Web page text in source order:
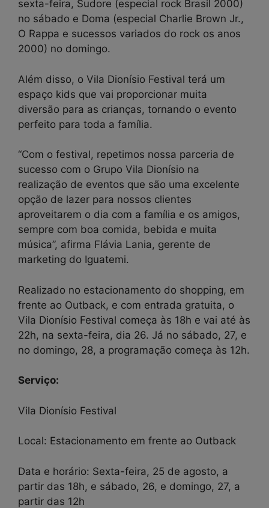
sexta-feira, Sudore (especial rock Brasil 2000)
no sábado e Doma (especial Charlie Brown Jr.,
O Rappa e sucessos variados do rock os anos
2000) no domingo.
Além disso, o Vila Dionísio Festival terá um
espaço kids que vai proporcionar muita
diversão para as crianças, tornando o evento
perfeito para toda a família.
“Com o festival, repetimos nossa parceria de
sucesso com o Grupo Vila Dionísio na
realização de eventos que são uma excelente
opção de lazer para nossos clientes
aproveitarem o dia com a família e os amigos,
sempre com boa comida, bebida e muita
música”, afirma Flávia Lania, gerente de
marketing do Iguatemi.
Realizado no estacionamento do shopping, em
frente ao Outback, e com entrada gratuita, o
Vila Dionísio Festival começa às 18h e vai até às
22h, na sexta-feira, dia 26. Já no sábado, 27, e
no domingo, 28, a programação começa às 12h.
Serviço:
Vila Dionísio Festival
Local: Estacionamento em frente ao Outback
Data e horário: Sexta-feira, 25 de agosto, a
partir das 18h, e sábado, 26, e domingo, 27, a
partir das 12h